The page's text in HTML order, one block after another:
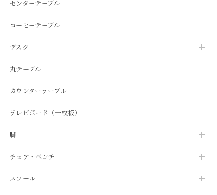
センターテーブル
コーヒーテーブル
デスク
丸テーブル
カウンターテーブル
テレビボード（一枚板）
脚
チェア・ベンチ
スツール